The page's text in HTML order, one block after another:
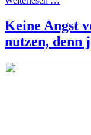
Keine Angst
nutzen, denn